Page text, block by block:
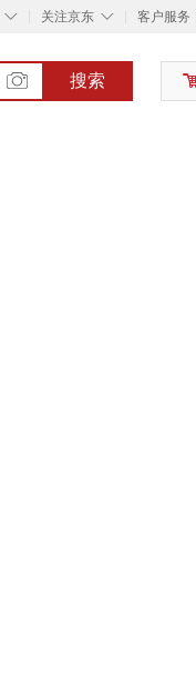
◇ ◇
关注京东 客户服务
搜索